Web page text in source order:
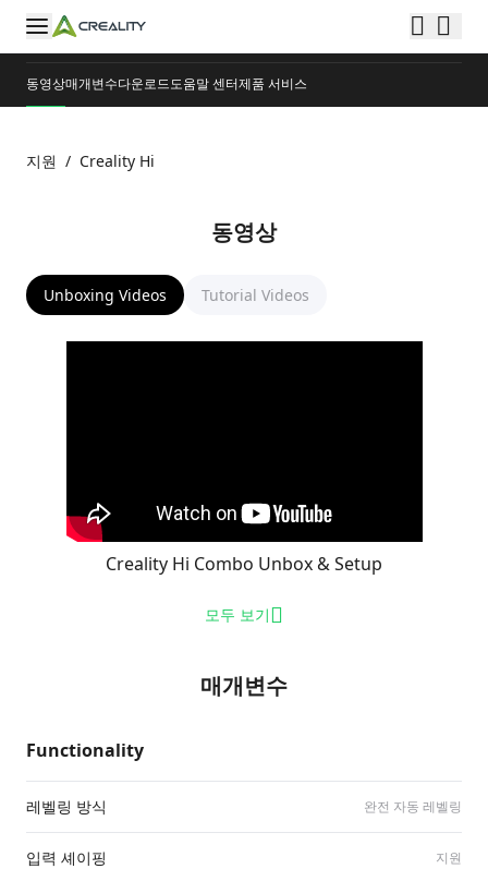
동영상매개변수다운로드도움말 센터제품 서비스
지원 / Creality Hi
동영상
Unboxing Videos Tutorial Videos
Creality Hi Combo Unbox & Setup
모두 보기
매개변수
Functionality
레벨링 방식 완전 자동 레벨링
입력 셰이핑 지원